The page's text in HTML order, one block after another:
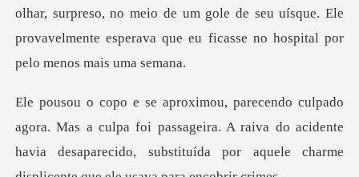
olhar, surpreso, no meio de um gole de seu uísque. Ele
pa foi passageira. A raiva do acidente
havia desaparecido, substituí